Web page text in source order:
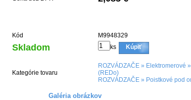
Kód M9948329
Skladom ks Kúpiť
Kategórie tovaru
ROZVÁDZAČE » Elektromerové »
(REDo)
ROZVÁDZAČE » Poistkové pod
Galéria obrázkov